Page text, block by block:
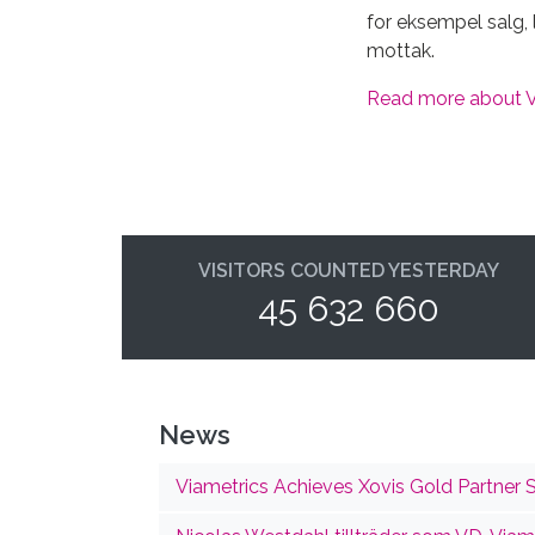
for eksempel
mottak.
Read more about
VISITORS COUNTED YESTERDAY
45 632 660
News
Viametrics Achieves Xovis Gold Partner